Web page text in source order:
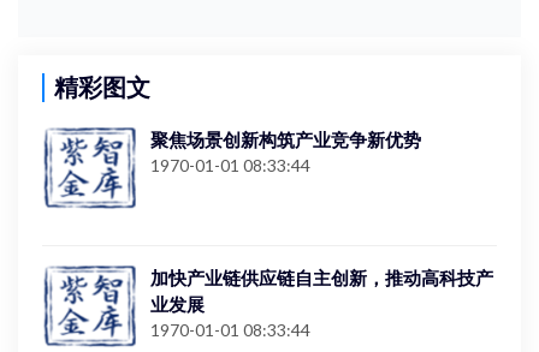
精彩图文
聚焦场景创新构筑产业竞争新优势
1970-01-01 08:33:44
加快产业链供应链自主创新，推动高科技产
业发展
1970-01-01 08:33:44